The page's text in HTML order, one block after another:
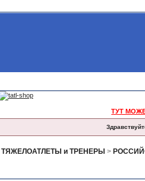
ТУТ
ТЯЖЕЛОАТЛЕТЫ и ТРЕНЕРЫ >